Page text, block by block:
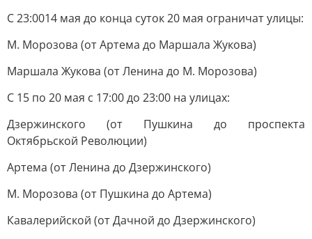
С 23:0014 мая до конца суток 20 мая ограничат улицы:
М. Морозова (от Артема до Маршала Жукова)
Маршала Жукова (от Ленина до М. Морозова)
С 15 по 20 мая с 17:00 до 23:00 на улицах:
Дзержинского (от Пушкина до проспекта
Октябрьской Революции)
Артема (от Ленина до Дзержинского)
М. Морозова (от Пушкина до Артема)
Кавалерийской (от Дачной до Дзержинского)